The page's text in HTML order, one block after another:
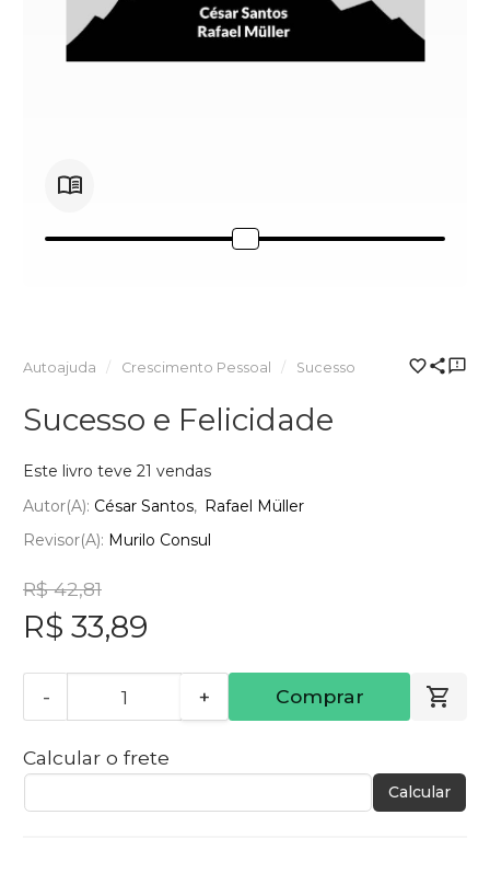
Autoajuda Crescimento Pessoal Sucesso
Sucesso e Felicidade
Este livro teve 21 vendas
Autor(a): César Santos
Rafael Müller
Revisor(a): Murilo Consul
R$ 42,81
R$ 33,89
- + Comprar
Calcular o frete
Calcular